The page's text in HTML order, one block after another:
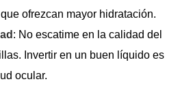
ofrezcan mayor hidratación.
: No escatime en la calidad del
Invertir en un buen líquido es
ocular.